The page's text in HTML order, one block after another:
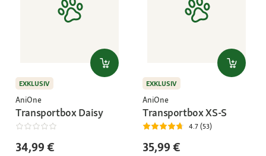
EXKLUSIV
AniOne
Transportbox Daisy
34,99 €
EXKLUSIV
AniOne
Transportbox XS-S
4.7 (53)
35,99 €